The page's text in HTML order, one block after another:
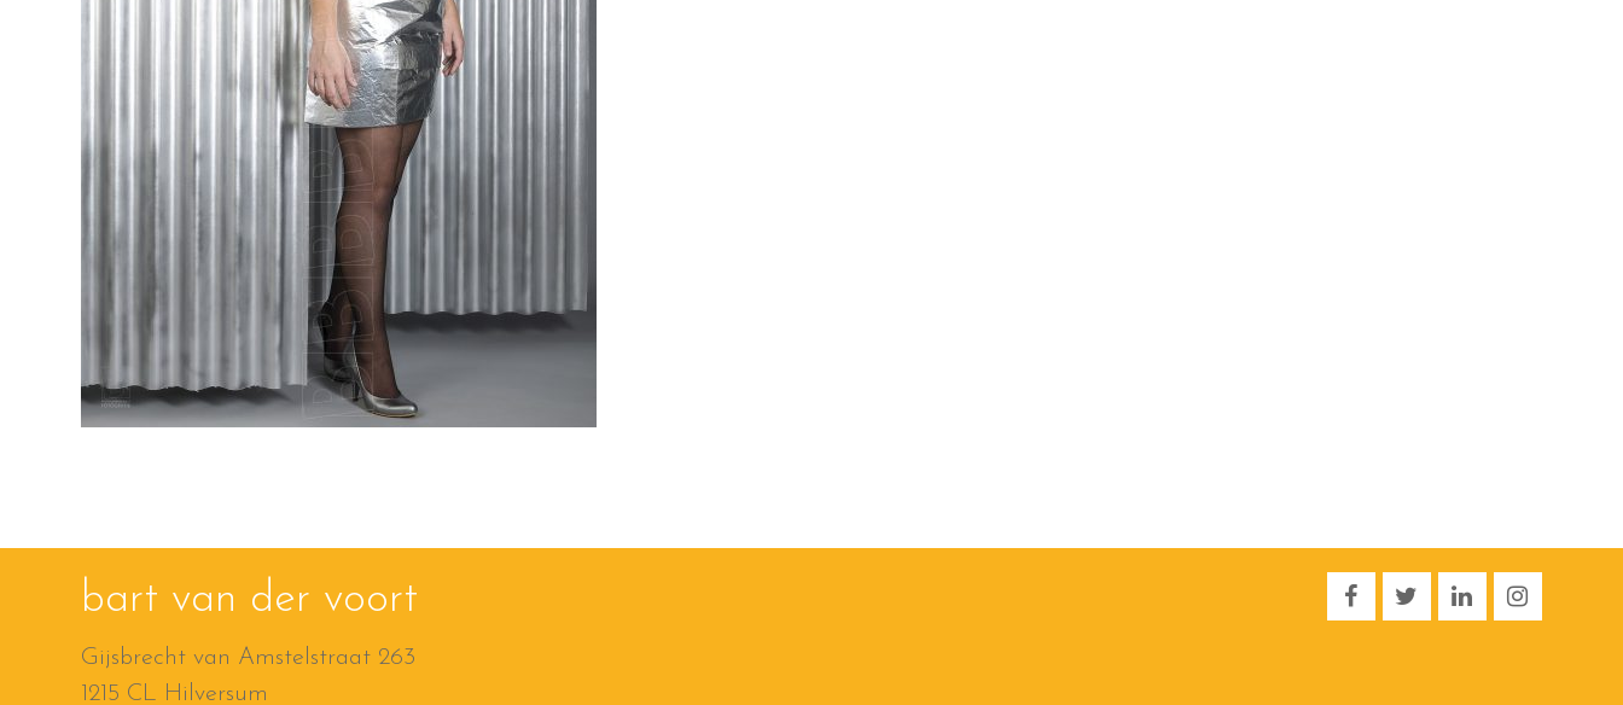
bart van der voort
Gijsbrecht van Amstelstraat 263
1215 CL Hilversum